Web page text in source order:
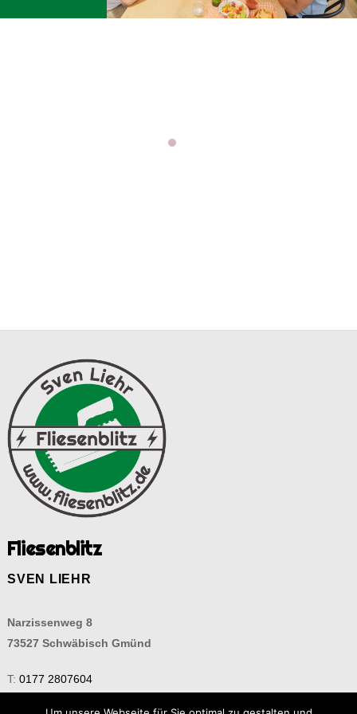
Fliesenblitz
SVEN LIEHR
Narzissenweg 8
73527 Schwäbisch Gmünd
T: 0177 2807604